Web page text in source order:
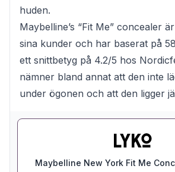
huden.
Maybelline’s “Fit Me” concealer
sina kunder och har baserat på
ett snittbetyg på 4.2/5 hos
nämner bland annat att den inte
under ögonen och att den ligger
Maybelline New York Fit Me